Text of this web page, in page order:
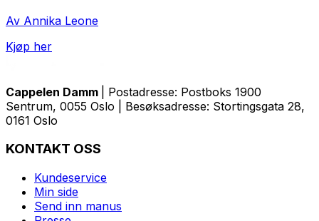
Av Annika Leone
Kjøp her
Cappelen Damm
| Postadresse: Postboks 1900
Sentrum, 0055 Oslo | Besøksadresse: Stortingsgata 28,
0161 Oslo
KONTAKT OSS
Kundeservice
Min side
Send inn manus